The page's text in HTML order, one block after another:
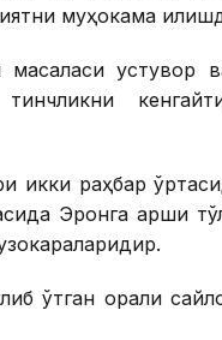
муҳокама
устувор
икки раҳбар
Эронга қарши
ўтган оралиқ